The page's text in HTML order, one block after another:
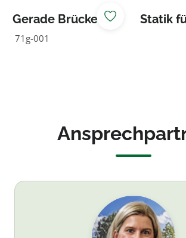
Gerade Brücke
71g-001
Statik